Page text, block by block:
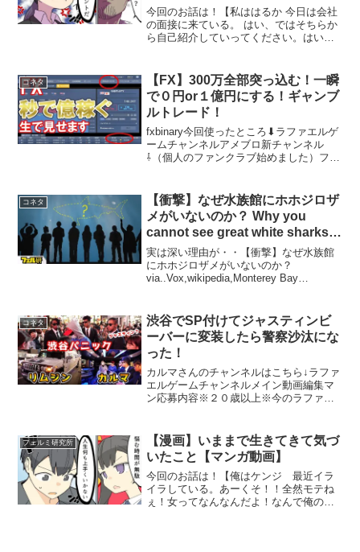
今回のお話は！【私ははるか 今日は会社
の面接に来ている。 はい、ではそちらか
ら自己紹介していってください。はい、
て最高で7万ダウンロード行ったことがあ
ります。その技術を...
コネタ
【FX】300万全部突っ込む！一瞬
で０円or１億円にする！ギャンブ
ルトレード！
fxbinary今回使ったところ⬇︎ラファエルゲ
ームチャンネルアメブロ新チャンネル
⇩（個人のファンクラブ始めました）ファ
てます炎上軍の休日⇩ヒカル・シバター・
ラファ...
コネタ
【衝撃】なぜ水族館にホホジロザ
メがいないのか？ Why you
cannot see great white sharks
at aquarium?
実は深い理由が・・【衝撃】なぜ水族館
にホホジロザメがいないのか？
via..Vox,wikipedia,Monterey Bay
コネタ
渋谷でSP付けてジャスティンビ
ーバーに変装したら警察沙汰にな
った！
カルマさんのチャンネルはこちら↓ラファ
エルゲームチャンネルメイン動画編集マ
ン応募内容※２０歳以上※今のラファエ
コンのスペック教えて下さい※NDAを結
びます。※DMの一行...
フェルミ研究所
【漫画】いままで生きてきて気づ
いたこと【マンガ動画】
今回のお話は！【俺はケンジ 最近イラ
イラしている。あーくそ！！全然モテね
ぇ！女ってなんなんだよ！なんで俺の良